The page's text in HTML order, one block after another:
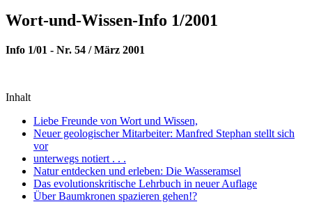
Wort-und-Wissen-Info 1/2001
Info 1/01 - Nr. 54 / März 2001
Inhalt
Liebe Freunde von Wort und Wissen,
Neuer geologischer Mitarbeiter: Manfred Stephan stellt sich
vor
unterwegs notiert . . .
Natur entdecken und erleben: Die Wasseramsel
Das evolutionskritische Lehrbuch in neuer Auflage
Über Baumkronen spazieren gehen!?